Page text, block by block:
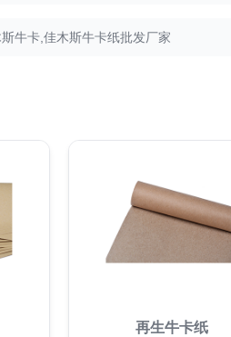
牛卡,佳木斯牛卡纸批发厂家
再生牛卡纸